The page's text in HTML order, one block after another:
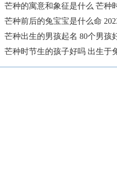
芒种的寓意和象征是什么 芒种
芒种前后的兔宝宝是什么命
芒种出生的男孩起名 80个男孩
芒种时节生的孩子好吗 出生于